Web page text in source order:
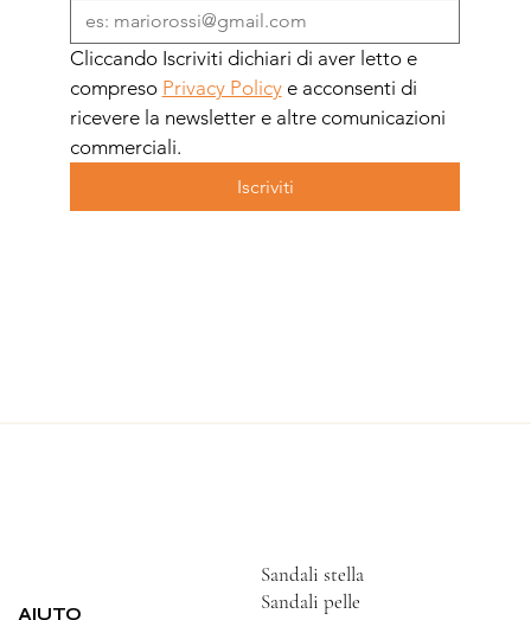
AIUTO
Cliccando Iscriviti dichiari di aver letto e
compreso Privacy Policy e acconsenti di
ricevere la newsletter e altre comunicazioni
commerciali.
Iscriviti
Sandali stella
Sandali pelle